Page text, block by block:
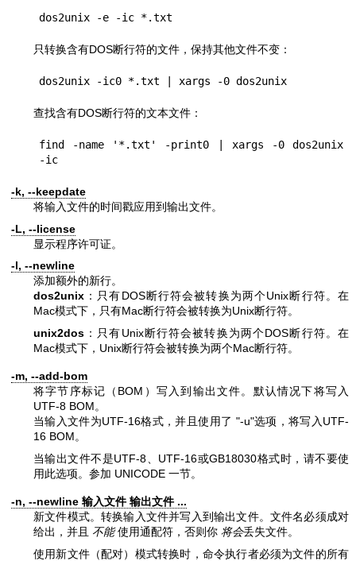
dos2unix -e -ic *.txt
只转换含有DOS断行符的文件，保持其他文件不变：
dos2unix -ic0 *.txt | xargs -0 dos2unix
查找含有DOS断行符的文本文件：
find -name '*.txt' -print0 | xargs -0 dos2unix
-ic
-k, --keepdate
将输入文件的时间戳应用到输出文件。
-L, --license
显示程序许可证。
-l, --newline
添加额外的新行。
dos2unix ：只有DOS断行符会被转换为两个Unix断行符。在
Mac模式下，只有Mac断行符会被转换为Unix断行符。
unix2dos ：只有Unix断行符会被转换为两个DOS断行符。在
Mac模式下，Unix断行符会被转换为两个Mac断行符。
-m, --add-bom
将字节序标记（BOM）写入到输出文件。默认情况下将写入
UTF-8 BOM。
当输入文件为UTF-16格式，并且使用了 "-u"选项，将写入UTF-
16 BOM。
当输出文件不是UTF-8、UTF-16或GB18030格式时，请不要使
用此选项。参加 UNICODE 一节。
-n, --newline 输入文件 输出文件 ...
新文件模式。转换输入文件并写入到输出文件。文件名必须成对
给出，并且 不能使用通配符，否则你 将会丢失文件。
使用新文件（配对）模式转换时，命令执行者必须为文件的所有